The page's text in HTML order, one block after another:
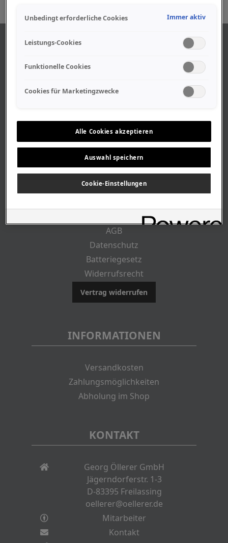
Geschäftszeiten
Stellenangebote
Geschichte
RECHTLICHES
AGB
Datenschutz
Batteriegesetz
Widerrufsrecht
Vertrag widerrufen
INFORMATIONEN
Versandkosten
Zahlungsmöglichkeiten
Abholung im Shop
KONTAKT
Georg Öllerer GmbH
Jägerndorferstr. 1-3
D-83395 Freilassing
oellerer@oellerer.de
Mitarbeiter
Kontakt
Unbedingt erforderliche Cookies Immer aktiv
Leistungs-Cookies
Funktionelle Cookies
Cookies für Marketingzwecke
Alle Cookies akzeptieren
Auswahl speichern
Cookie-Einstellungen